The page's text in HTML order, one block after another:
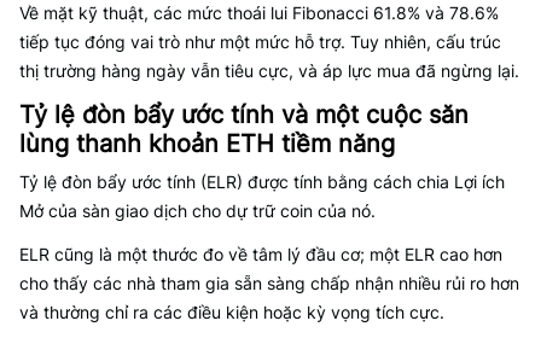
Về mặt kỹ thuật, các mức thoái lui Fibonacci 61.8% và 78.6%
tiếp tục đóng vai trò như một mức hỗ trợ. Tuy nhiên, cấu trúc
thị trường hàng ngày vẫn tiêu cực, và áp lực mua đã ngừng lại.
Tỷ lệ đòn bẩy ước tính và một cuộc săn
lùng thanh khoản ETH tiềm năng
Tỷ lệ đòn bẩy ước tính (ELR) được tính bằng cách chia Lợi ích
Mở của sàn giao dịch cho dự trữ coin của nó.
ELR cũng là một thước đo về tâm lý đầu cơ; một ELR cao hơn
cho thấy các nhà tham gia sẵn sàng chấp nhận nhiều rủi ro hơn
và thường chỉ ra các điều kiện hoặc kỳ vọng tích cực.